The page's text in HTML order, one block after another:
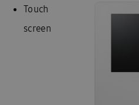
Touch
screen